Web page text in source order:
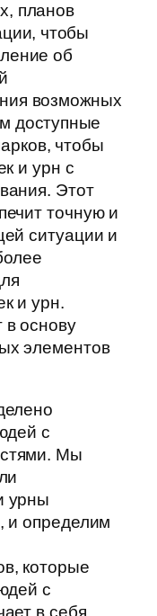
планов
чтобы
об
возможных
доступные
чтобы
и урн с
Этот
точную и
ситуации и
и урн.
основу
элементов
с
Мы
урны
и определим
которые
с
в себя